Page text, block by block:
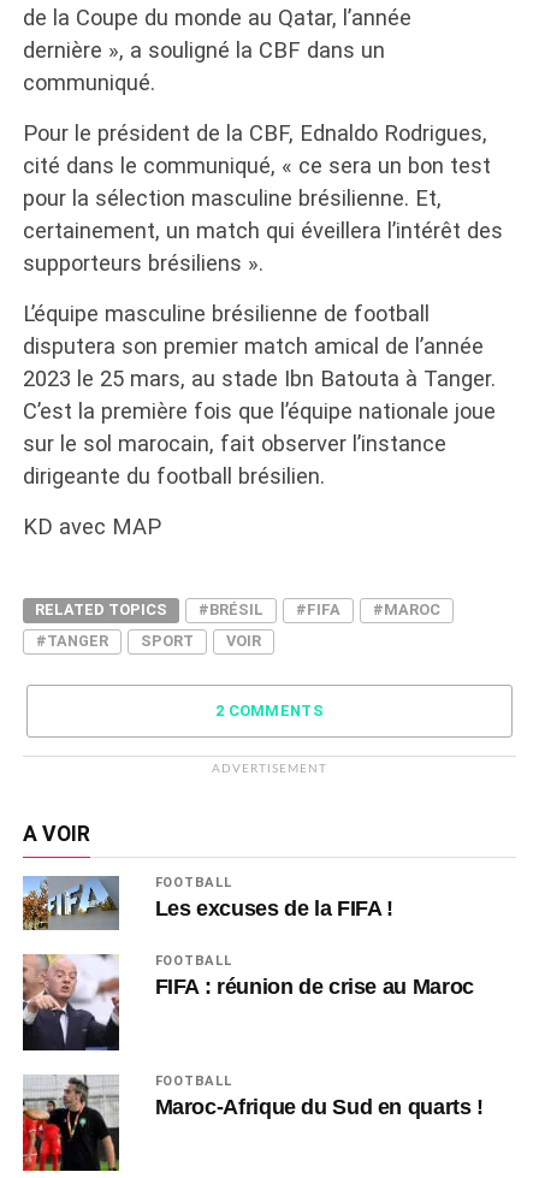
de la Coupe du monde au Qatar, l’année
dernière », a souligné la CBF dans un
communiqué.
Pour le président de la CBF, Ednaldo Rodrigues,
cité dans le communiqué, « ce sera un bon test
pour la sélection masculine brésilienne. Et,
certainement, un match qui éveillera l’intérêt des
supporteurs brésiliens ».
L’équipe masculine brésilienne de football
disputera son premier match amical de l’année
2023 le 25 mars, au stade Ibn Batouta à Tanger.
C’est la première fois que l’équipe nationale joue
sur le sol marocain, fait observer l’instance
dirigeante du football brésilien.
KD avec MAP
RELATED TOPICS #BRÉSIL #FIFA
#MAROC
#TANGER
SPORT VOIR
2 COMMENTS
ADVERTISEMENT
A VOIR
FOOTBALL
Les excuses de la FIFA !
FOOTBALL
FIFA : réunion de crise au Maroc
FOOTBALL
Maroc-Afrique du Sud en quarts !